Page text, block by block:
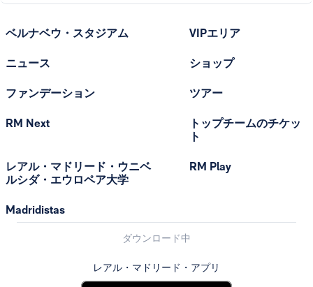
ベルナベウ・スタジアム
ニュース
ファンデーション
RM Next
レアル・マドリード・ウニベ
ルシダ・エウロペア大学
Madridistas
VIPエリア
ショップ
ツアー
トップチームのチケッ
ト
RM Play
ダウンロード中
レアル・マドリード・アプリ